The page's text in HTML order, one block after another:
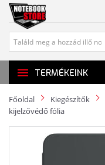
TERMÉKEINK
Főoldal Kiegészítők
kijelzővédő fólia